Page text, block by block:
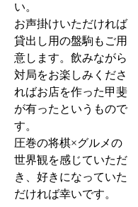
い。
お声掛けいただければ
貸出し用の盤駒もご用
意します。飲みながら
対局をお楽しみくださ
ればお店を作った甲斐
が有ったというもので
す。
圧巻の将棋×グルメの
世界観を感じていただ
き、好きになっていた
だければ幸いです。